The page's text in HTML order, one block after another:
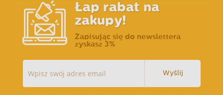
Łap rabat na
zakupy!
Zapisując się do newslettera
zyskasz 3%
Wyślij